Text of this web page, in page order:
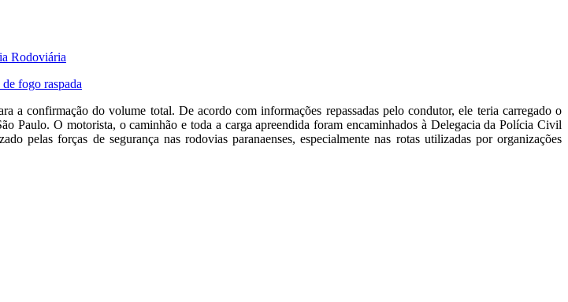
Rodoviária
fogo raspada
a confirmação do volume total. De acordo com informações repassadas pelo condutor, ele teria carregado o
Paulo. O motorista, o caminhão e toda a carga apreendida foram encaminhados à Delegacia da Polícia Civil
pelas forças de segurança nas rodovias paranaenses, especialmente nas rotas utilizadas por organizações